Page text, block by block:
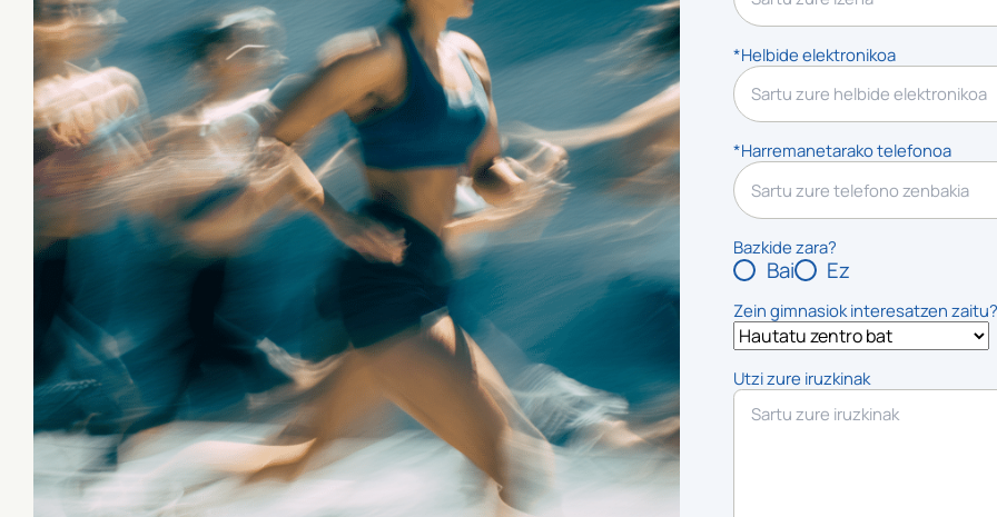
*Helbide elektronikoa
*Harremanetarako telefonoa
Bazkide zara?
Bai Ez
Zein gimnasiok interesatzen zaitu?
Utzi zure iruzkinak